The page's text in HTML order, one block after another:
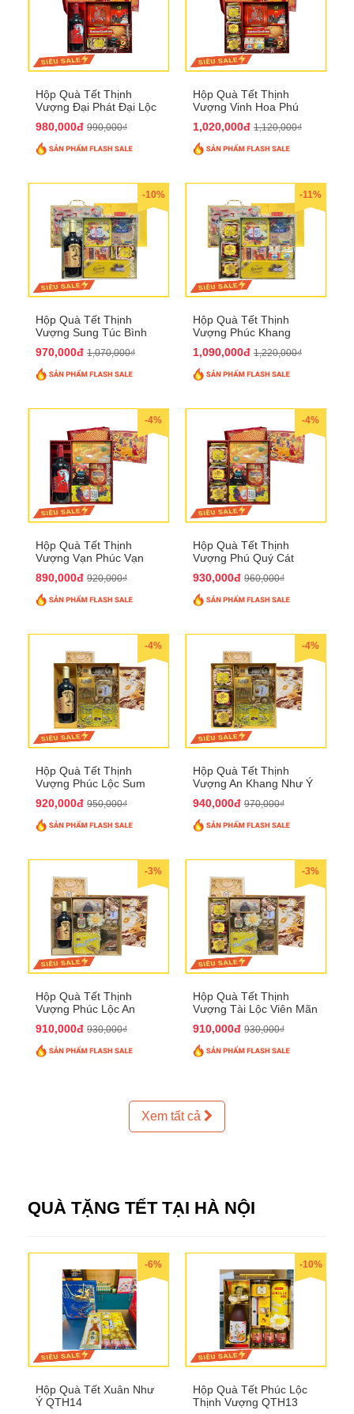
Hộp Quà Tết Thịnh
Vượng Đại Phát Đại Lộc
980,000đ 990,000₫
Hộp Quà Tết Thịnh
Vượng Vinh Hoa Phú
1,020,000đ 1,120,000₫
-10%
Hộp Quà Tết Thịnh
Vượng Sung Túc Bình
970,000đ 1,070,000₫
-11%
Hộp Quà Tết Thịnh
Vượng Phúc Khang
1,090,000đ 1,220,000₫
-4%
Hộp Quà Tết Thịnh
Vượng Vạn Phúc Vạn
890,000đ 920,000₫
-4%
Hộp Quà Tết Thịnh
Vượng Phú Quý Cát
930,000đ 960,000₫
-4%
Hộp Quà Tết Thịnh
Vượng Phúc Lộc Sum
920,000đ 950,000₫
-4%
Hộp Quà Tết Thịnh
Vượng An Khang Như Ý
940,000đ 970,000₫
-3%
Hộp Quà Tết Thịnh
Vượng Phúc Lộc An
910,000đ 930,000₫
-3%
Hộp Quà Tết Thịnh
Vượng Tài Lộc Viên Mãn
910,000đ 930,000₫
Xem tất cả
QUÀ TẶNG TẾT TẠI HÀ NỘI
-6%
Hộp Quà Tết Xuân Như
Ý QTH14
-10%
Hộp Quà Tết Phúc Lộc
Thịnh Vượng QTH13